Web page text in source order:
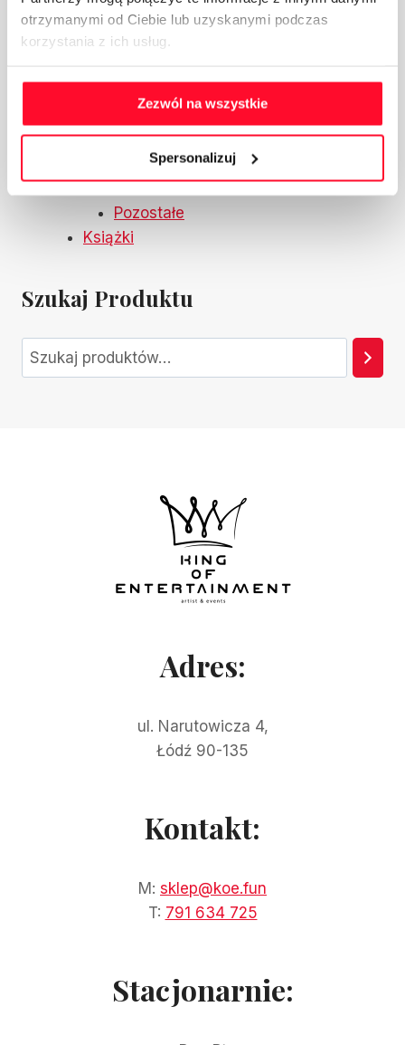
otrzymanymi od Ciebie lub uzyskanymi podczas
korzystania z ich usług.
Zezwól na wszystkie
Spersonalizuj
Koszulki
Boxy/zestawy
Kubki termiczne
Szkło
Akcesoria
Etui na telefon
Pozostałe
Książki
Szukaj Produktu
Szukaj
Adres:
ul. Narutowicza 4,
Łódź 90-135
Kontakt:
M: sklep@koe.fun
T: 791 634 725
Stacjonarnie: